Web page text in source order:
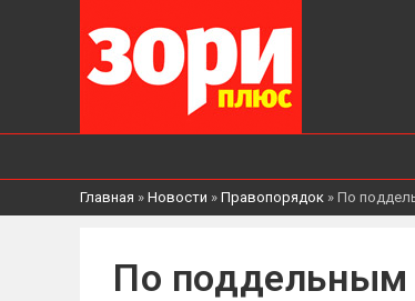
Главная » Новости » Правопорядок » По
По поддельным